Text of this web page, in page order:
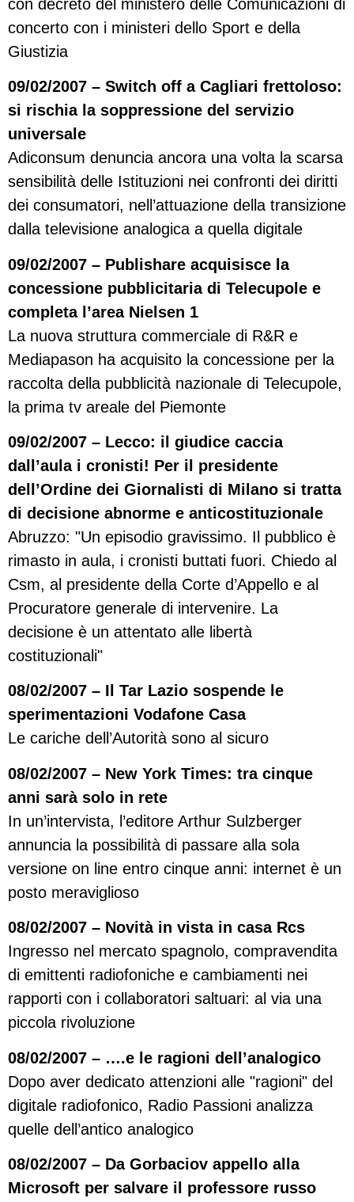
con decreto del ministero delle Comunicazioni di
concerto con i ministeri dello Sport e della
Giustizia
09/02/2007 – Switch off a Cagliari frettoloso:
si rischia la soppressione del servizio
universale
Adiconsum denuncia ancora una volta la scarsa
sensibilità delle Istituzioni nei confronti dei diritti
dei consumatori, nell’attuazione della transizione
dalla televisione analogica a quella digitale
09/02/2007 – Publishare acquisisce la
concessione pubblicitaria di Telecupole e
completa l’area Nielsen 1
La nuova struttura commerciale di R&R e
Mediapason ha acquisito la concessione per la
raccolta della pubblicità nazionale di Telecupole,
la prima tv areale del Piemonte
09/02/2007 – Lecco: il giudice caccia
dall’aula i cronisti! Per il presidente
dell’Ordine dei Giornalisti di Milano si tratta
di decisione abnorme e anticostituzionale
Abruzzo: "Un episodio gravissimo. Il pubblico è
rimasto in aula, i cronisti buttati fuori. Chiedo al
Csm, al presidente della Corte d’Appello e al
Procuratore generale di intervenire. La
decisione è un attentato alle libertà
costituzionali"
08/02/2007 – Il Tar Lazio sospende le
sperimentazioni Vodafone Casa
Le cariche dell’Autorità sono al sicuro
08/02/2007 – New York Times: tra cinque
anni sarà solo in rete
In un’intervista, l’editore Arthur Sulzberger
annuncia la possibilità di passare alla sola
versione on line entro cinque anni: internet è un
posto meraviglioso
08/02/2007 – Novità in vista in casa Rcs
Ingresso nel mercato spagnolo, compravendita
di emittenti radiofoniche e cambiamenti nei
rapporti con i collaboratori saltuari: al via una
piccola rivoluzione
08/02/2007 – ….e le ragioni dell’analogico
Dopo aver dedicato attenzioni alle "ragioni" del
digitale radiofonico, Radio Passioni analizza
quelle dell’antico analogico
08/02/2007 – Da Gorbaciov appello alla
Microsoft per salvare il professore russo